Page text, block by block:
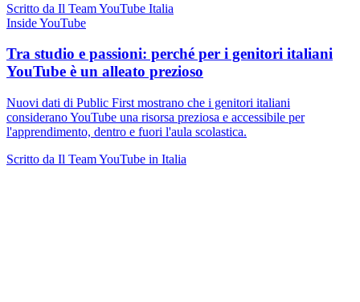
Scritto da Il Team YouTube Italia
Inside YouTube
Tra studio e passioni: perché per i genitori italiani
YouTube è un alleato prezioso
Nuovi dati di Public First mostrano che i genitori italiani
considerano YouTube una risorsa preziosa e accessibile per
l'apprendimento, dentro e fuori l'aula scolastica.
Scritto da Il Team YouTube in Italia